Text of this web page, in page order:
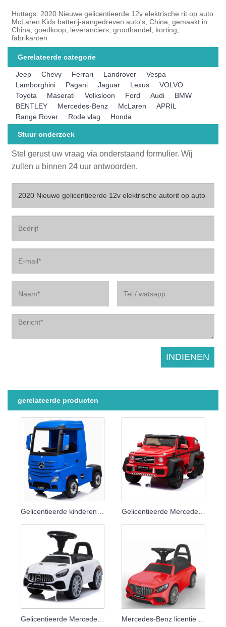
Hottags: 2020 Nieuwe gelicentieerde 12v elektrische rit op auto
McLaren Kids batterij-aangedreven auto's, China, gemaakt in
China, goedkoop, leveranciers, groothandel, korting,
fabrikanten
Gerelateerde categorie
Jeep Chevy Ferrari Landrover
Vespa
Lamborghini
Pagani Jaguar Lexus
VOLVO
Toyota
Maserati Volksloon Ford Audi
BMW
BENTLEY
Mercedes-Benz McLaren
APRIL
Range Rover
Rode vlag Honda
Stuur onderzoek
Stel gerust uw vraag via onderstaand formulier. Wij
zullen u binnen 24 uur antwoorden.
gerelateerde producten
Gelicentieerde Mercedes-duwauto